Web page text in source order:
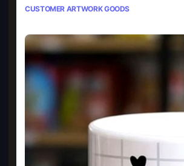
CUSTOMER ARTWORK GOODS